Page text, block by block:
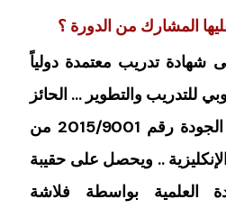
المشارك من الدورة ؟
تدريب معتمدة دولياً
للتدريب والتطوير … الحائز
على شهادة الايزو في الجودة رقم 2015/9001 من
.. ويحصل على حقيبة
العلمية بواسطة فلاشة